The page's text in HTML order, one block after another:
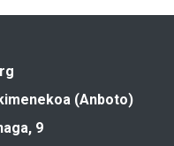
(Anboto)
9